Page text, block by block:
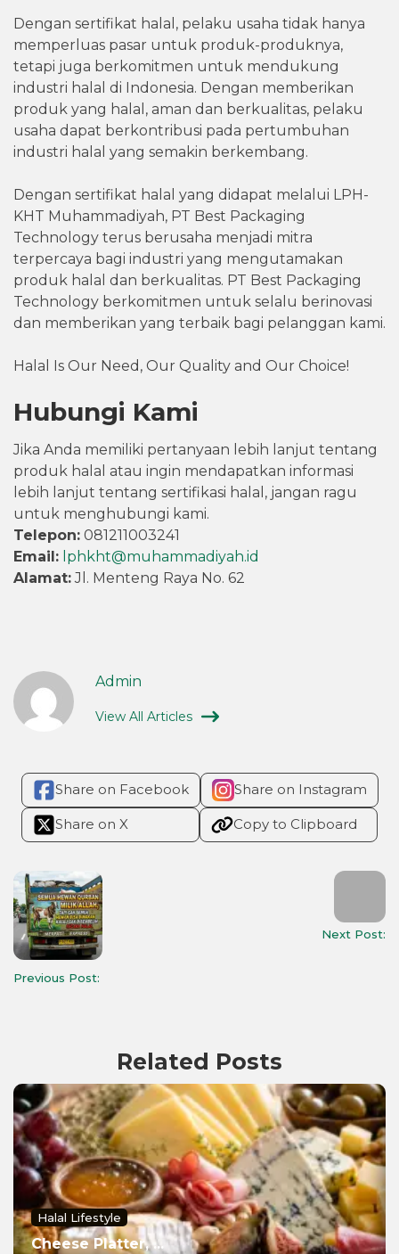
Dengan sertifikat halal, pelaku usaha tidak hanya
memperluas pasar untuk produk-produknya,
tetapi juga berkomitmen untuk mendukung
industri halal di Indonesia. Dengan memberikan
produk yang halal, aman dan berkualitas, pelaku
usaha dapat berkontribusi pada pertumbuhan
industri halal yang semakin berkembang.
Dengan sertifikat halal yang didapat melalui LPH-
KHT Muhammadiyah, PT Best Packaging
Technology terus berusaha menjadi mitra
terpercaya bagi industri yang mengutamakan
produk halal dan berkualitas. PT Best Packaging
Technology berkomitmen untuk selalu berinovasi
dan memberikan yang terbaik bagi pelanggan kami.
Halal Is Our Need, Our Quality and Our Choice!
Hubungi Kami
Jika Anda memiliki pertanyaan lebih lanjut tentang
produk halal atau ingin mendapatkan informasi
lebih lanjut tentang sertifikasi halal, jangan ragu
untuk menghubungi kami.
Telepon: 081211003241
Email: lphkht@muhammadiyah.id
Alamat:Jl. Menteng Raya No. 62
Admin
View All Articles
Share on Facebook Share on Instagram
Share on X Copy to Clipboard
Previous Post:
Next Post:
Related Posts
Halal Lifestyle
Cheese Platter, ...